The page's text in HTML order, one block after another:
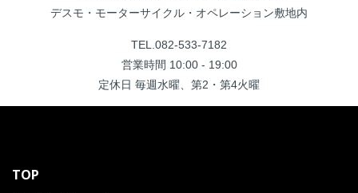
デスモ・モーターサイクル・オペレーション敷地内
TEL.082-533-7182
営業時間 10:00 - 19:00
定休日 毎週水曜、第2・第4火曜
TOP